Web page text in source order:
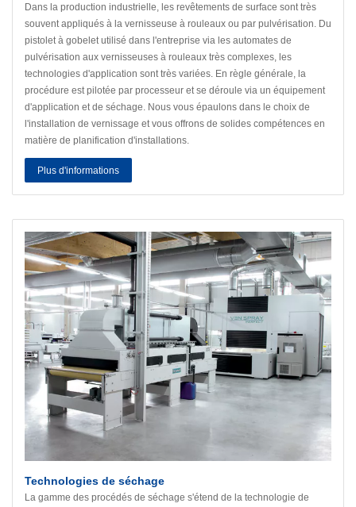
Dans la production industrielle, les revêtements de surface sont très
souvent appliqués à la vernisseuse à rouleaux ou par pulvérisation. Du
pistolet à gobelet utilisé dans l'entreprise via les automates de
pulvérisation aux vernisseuses à rouleaux très complexes, les
technologies d'application sont très variées. En règle générale, la
procédure est pilotée par processeur et se déroule via un équipement
d'application et de séchage. Nous vous épaulons dans le choix de
l'installation de vernissage et vous offrons de solides compétences en
matière de planification d'installations.
Plus d'informations
Technologies de séchage
La gamme des procédés de séchage s'étend de la technologie de